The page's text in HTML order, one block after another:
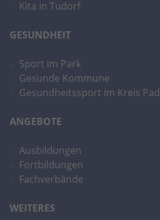
Kita in Tudorf
GESUNDHEIT
Sport im Park
Gesunde Kommune
Gesundheitssport im Kreis
ANGEBOTE
Ausbildungen
Fortbildungen
Fachverbände
WEITERES